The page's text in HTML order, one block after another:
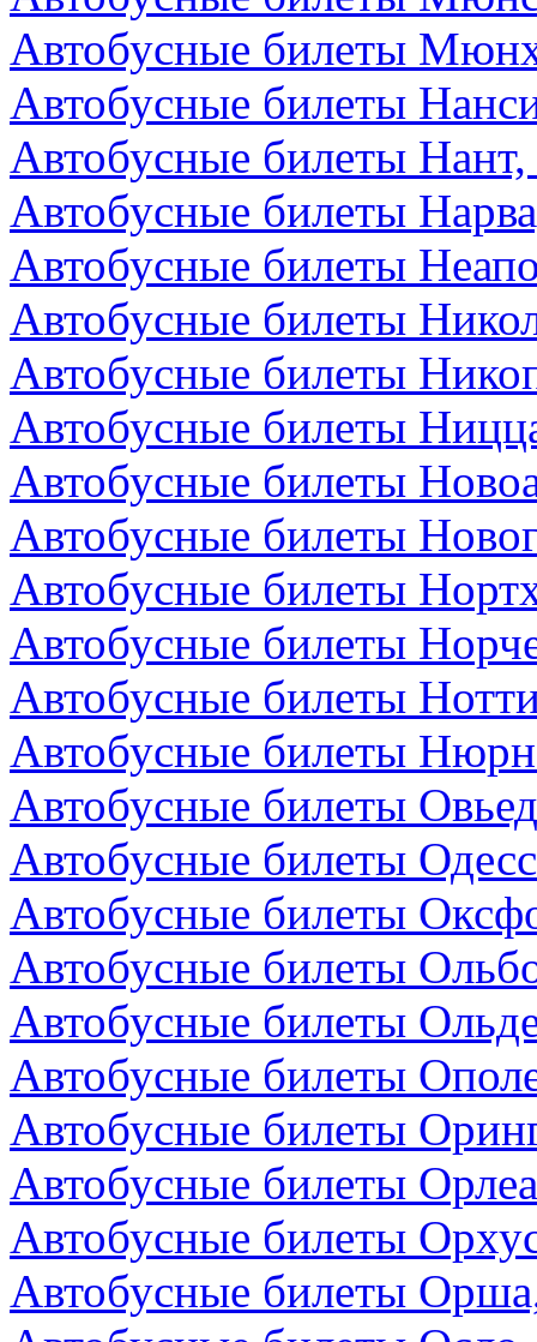
Автобусные билеты
Автобусные билеты
Автобусные билеты
Автобусные билеты
Автобусные билеты
Автобусные билеты
Автобусные билеты
Автобусные билеты
Автобусные билеты
Автобусные билеты
Автобусные билеты
Автобусные билеты
Автобусные билеты
Автобусные билеты
Автобусные билеты
Автобусные билеты
Автобусные билеты
Автобусные билеты
Автобусные билеты
Автобусные билеты
Автобусные билеты
Автобусные билеты
Автобусные билеты
Автобусные билеты